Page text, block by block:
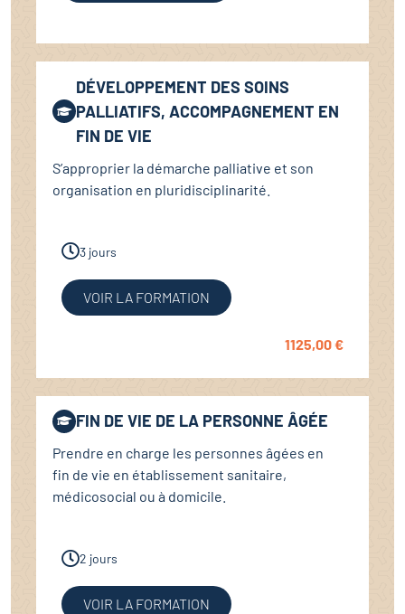
DÉVELOPPEMENT DES SOINS
PALLIATIFS, ACCOMPAGNEMENT EN
FIN DE VIE
S’approprier la démarche palliative et son
organisation en pluridisciplinarité.
3 jours
VOIR LA FORMATION
1125,00€
FIN DE VIE DE LA PERSONNE ÂGÉE
Prendre en charge les personnes âgées en
fin de vie en établissement sanitaire,
médicosocial ou à domicile.
2 jours
VOIR LA FORMATION